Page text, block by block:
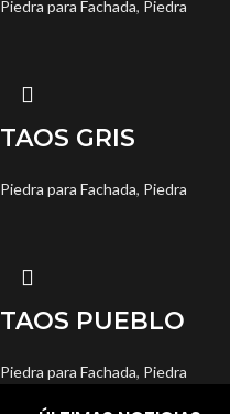
Piedra para Fachada, Piedra
TAOS GRIS
Piedra para Fachada, Piedra
TAOS PUEBLO
Piedra para Fachada, Piedra